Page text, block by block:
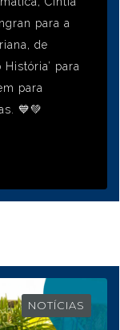
para a
de
para
para
💙​💚
NOTÍCIAS